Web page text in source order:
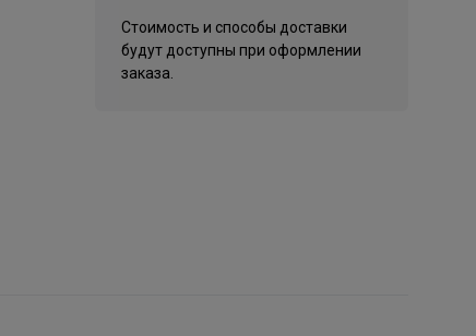
Стоимость и способы доставки
будут доступны при оформлении
заказа.